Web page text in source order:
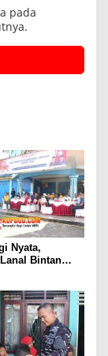
pada
Nyata,
Bintan